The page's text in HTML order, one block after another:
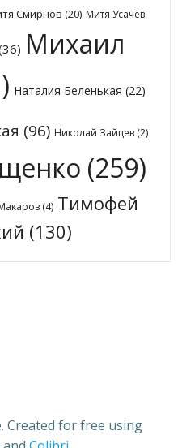
Смирнов (20) Митя Усачёв
Михаил
Наталия Беленькая (22)
(96) Николай Зайцев (2)
(259)
(4) Тимофей
(130)
Created for free using